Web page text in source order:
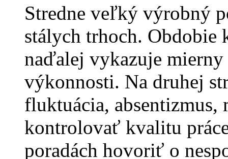
Stredne veľký výrobný
stálych trhoch.
naďalej vykazuje
výkonnosti. Na druhej
fluktuácia, absentizmus,
kontrolovať kvalitu
poradách hovoriť o